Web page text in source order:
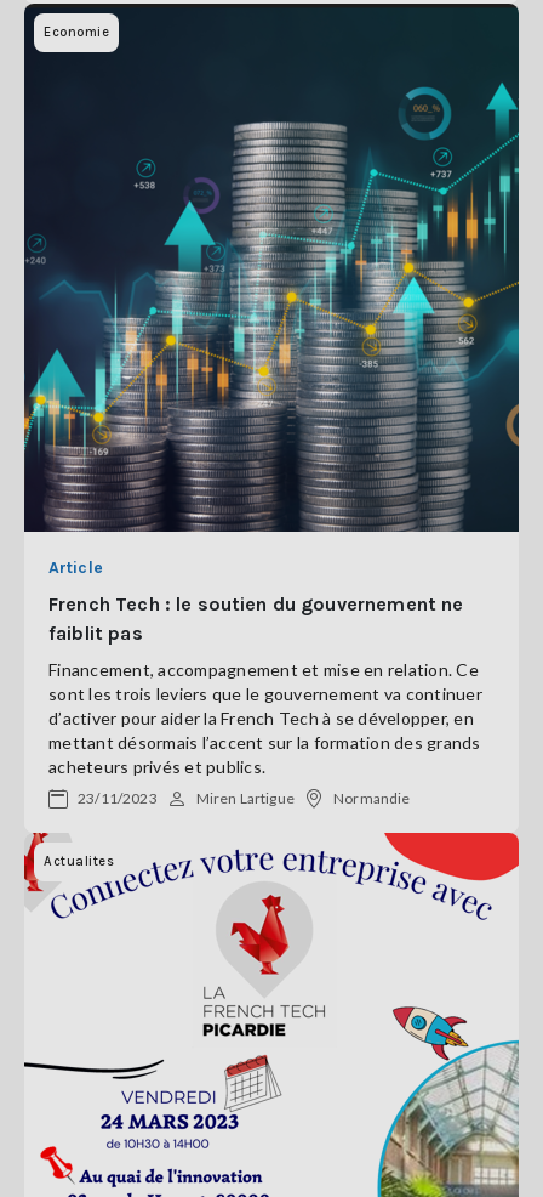
Economie
Article
French Tech : le soutien du gouvernement ne
faiblit pas
Financement, accompagnement et mise en relation. Ce
sont les trois leviers que le gouvernement va continuer
d’activer pour aider la French Tech à se développer, en
mettant désormais l’accent sur la formation des grands
acheteurs privés et publics.
23/11/2023 Miren Lartigue Normandie
Actualites